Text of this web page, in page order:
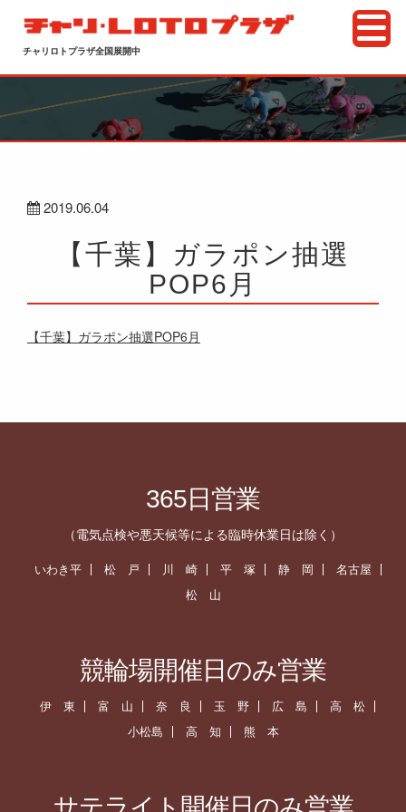
チャリロトプラザ全国展開中
2019.06.04
【千葉】ガラポン抽選
POP6月
【千葉】ガラポン抽選POP6月
365日営業
（電気点検や悪天候等による臨時休業日は除く）
いわき平 松 戸 川 崎 平 塚 静 岡
名古屋
松 山
競輪場開催日のみ営業
伊 東 富 山 奈 良 玉 野 広 島
高 松
小松島
高 知 熊 本